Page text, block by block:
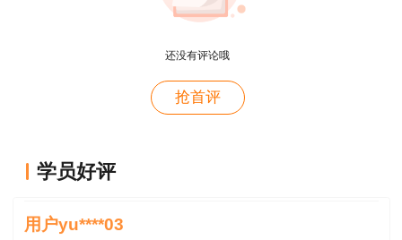
还没有评论哦
抢首评
学员好评
就是冲着林老师而来~~哈哈哈
用户47****66
用户yu****03